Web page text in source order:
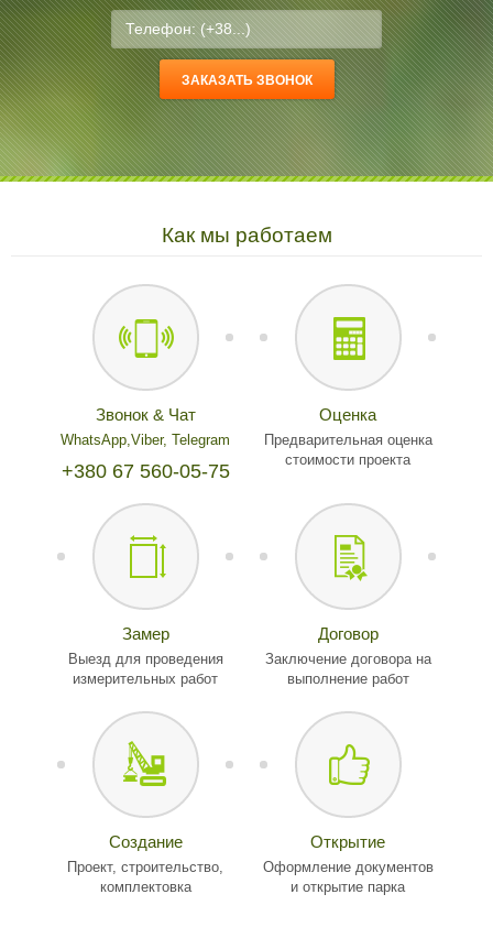
Как мы работаем
Звонок & Чат
WhatsApp, Viber, Telegram
+380 67 560-05-75
Оценка
Предварительная оценка
стоимости проекта
Замер
Выезд для проведения
измерительных работ
Договор
Заключение договора на
выполнение работ
Создание
Проект, строительство,
комплектовка
Открытие
Оформление документов
и открытие парка